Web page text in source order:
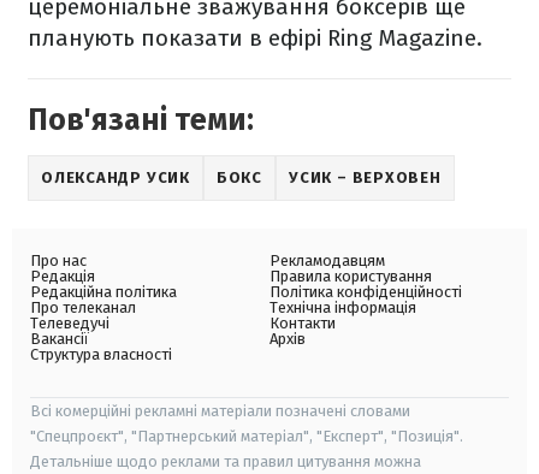
церемоніальне зважування боксерів ще
планують показати в ефірі Ring Magazine.
Пов'язані теми:
ОЛЕКСАНДР УСИК БОКС УСИК – ВЕРХОВЕН
Про нас
Редакція
Редакційна політика
Про телеканал
Телеведучі
Вакансії
Структура власності
Рекламодавцям
Правила користування
Політика конфіденційності
Технічна інформація
Контакти
Архів
Всі комерційні рекламні матеріали позначені словами
"Спецпроєкт", "Партнерський матеріал", "Експерт", "Позиція".
Детальніше щодо реклами та правил цитування можна